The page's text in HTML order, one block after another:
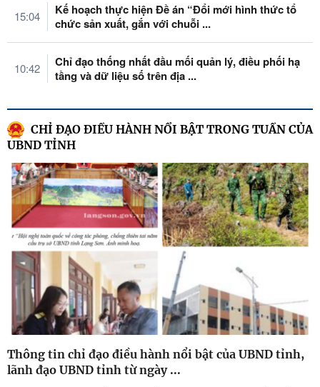
15:04
Kế hoạch thực hiện Đề án “Đổi mới hình thức tổ
chức sản xuất, gắn với chuỗi ...
10:42
Chỉ đạo thống nhất đầu mối quản lý, điều phối hạ
tầng và dữ liệu số trên địa ...
CHỈ ĐẠO ĐIỀU HÀNH NỔI BẬT TRONG TUẦN CỦA
UBND TỈNH
Thông tin chỉ đạo điều hành nổi bật của UBND tỉnh,
lãnh đạo UBND tỉnh từ ngày ...